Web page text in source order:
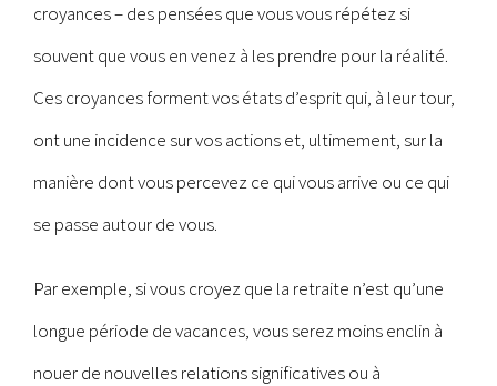
croyances – des pensées que vous vous répétez si
souvent que vous en venez à les prendre pour la réalité.
Ces croyances forment vos états d’esprit qui, à leur tour,
ont une incidence sur vos actions et, ultimement, sur la
manière dont vous percevez ce qui vous arrive ou ce qui
se passe autour de vous.
Par exemple, si vous croyez que la retraite n’est qu’une
longue période de vacances, vous serez moins enclin à
nouer de nouvelles relations significatives ou à